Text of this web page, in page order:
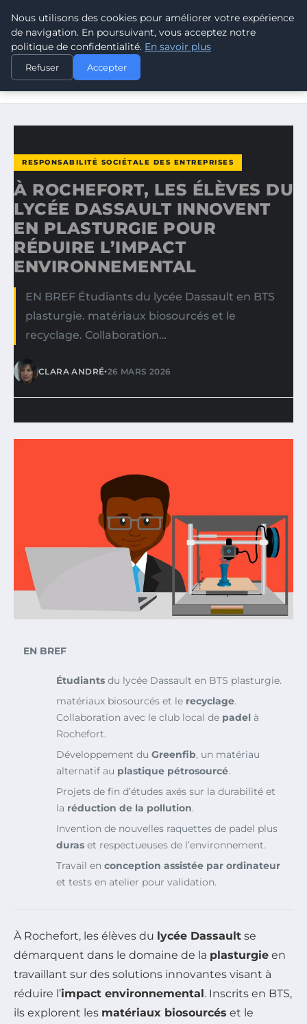
CLIMATE RESPONSE BLOG
ACCUEIL
RESPONSABILITÉ SOCIÉTALE DES ENTREPRISES
À ROCHEFORT, LES ÉLÈVES DU LYCÉE DASSAULT INNOVENT
RESPONSABILITÉ SOCIÉTALE DES ENTREPRISES
À ROCHEFORT, LES ÉLÈVES DU
LYCÉE DASSAULT INNOVENT
EN PLASTURGIE POUR
RÉDUIRE L’IMPACT
ENVIRONNEMENTAL
EN BREF Étudiants du lycée Dassault en BTS
plasturgie. matériaux biosourcés et le
recyclage. Collaboration…
CLARA ANDRÉ•26 MARS 2026
EN BREF
Étudiants du lycée Dassault en BTS plasturgie.
matériaux biosourcés et le recyclage.
Collaboration avec le club local de padel à
Rochefort.
Développement du Greenfib, un matériau
alternatif au plastique pétrosourcé.
Projets de fin d’études axés sur la durabilité et
la réduction de la pollution.
Invention de nouvelles raquettes de padel plus
duras et respectueuses de l’environnement.
Travail en conception assistée par ordinateur
et tests en atelier pour validation.
À Rochefort, les élèves du lycée Dassault se
démarquent dans le domaine de la plasturgie en
travaillant sur des solutions innovantes visant à
réduire l’impact environnemental. Inscrits en BTS,
ils explorent les matériaux biosourcés et le
Nous utilisons des cookies pour améliorer votre expérience
de navigation. En poursuivant, vous acceptez notre
politique de confidentialité. En savoir plus
Refuser Accepter